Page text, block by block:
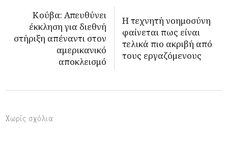
Κούβα: Απευθύνει
έκκληση για διεθνή
στήριξη απέναντι στον
αμερικανικό
αποκλεισμό
Η τεχνητή νοημοσύνη
φαίνεται πως είναι
τελικά πιο ακριβή από
τους εργαζόμενους
Χωρίς σχόλια